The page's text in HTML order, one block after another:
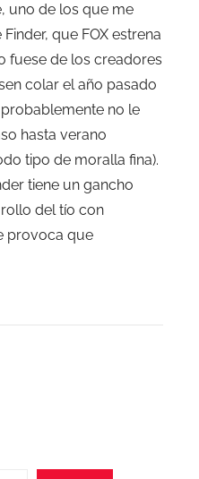
uno de los que me
que FOX estrena
fuese de los creadores
colar el año pasado
no le
hasta verano
tipo de moralla fina).
tiene un gancho
del tío con
provoca que